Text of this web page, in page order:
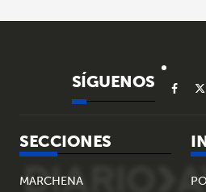
SÍGUENOS
SECCIONES
MARCHENA